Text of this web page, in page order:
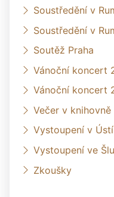
Soustředění v
Soustředění v
Soutěž Praha
Vánoční koncert
Vánoční koncert
Večer v knihovně
Vystoupení v
Vystoupení ve
Zkoušky